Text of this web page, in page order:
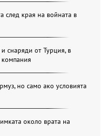
след края на войната в
снаряди от Турция, в
компания
но само ако условията
около врата на